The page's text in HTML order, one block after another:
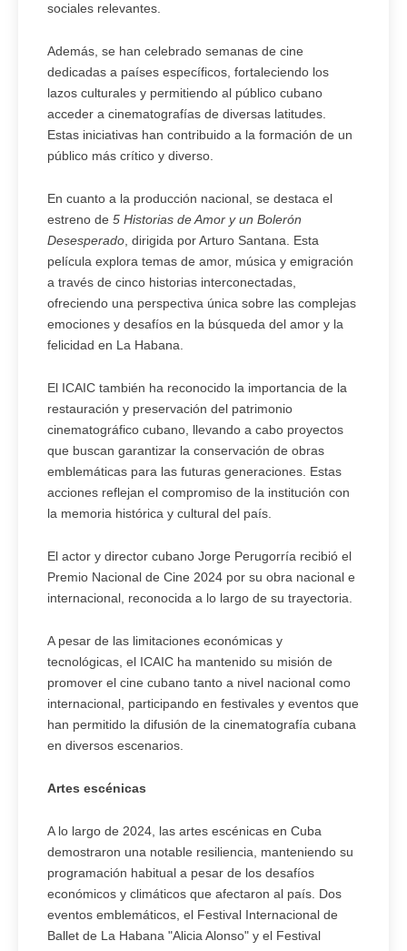
sociales relevantes.
Además, se han celebrado semanas de cine
dedicadas a países específicos, fortaleciendo los
lazos culturales y permitiendo al público cubano
acceder a cinematografías de diversas latitudes.
Estas iniciativas han contribuido a la formación de un
público más crítico y diverso.
En cuanto a la producción nacional, se destaca el
estreno de 5 Historias de Amor y un Bolerón
Desesperado, dirigida por Arturo Santana. Esta
película explora temas de amor, música y emigración
a través de cinco historias interconectadas,
ofreciendo una perspectiva única sobre las complejas
emociones y desafíos en la búsqueda del amor y la
felicidad en La Habana.
El ICAIC también ha reconocido la importancia de la
restauración y preservación del patrimonio
cinematográfico cubano, llevando a cabo proyectos
que buscan garantizar la conservación de obras
emblemáticas para las futuras generaciones. Estas
acciones reflejan el compromiso de la institución con
la memoria histórica y cultural del país.
El actor y director cubano Jorge Perugorría recibió el
Premio Nacional de Cine 2024 por su obra nacional e
internacional, reconocida a lo largo de su trayectoria.
A pesar de las limitaciones económicas y
tecnológicas, el ICAIC ha mantenido su misión de
promover el cine cubano tanto a nivel nacional como
internacional, participando en festivales y eventos que
han permitido la difusión de la cinematografía cubana
en diversos escenarios.
Artes escénicas
A lo largo de 2024, las artes escénicas en Cuba
demostraron una notable resiliencia, manteniendo su
programación habitual a pesar de los desafíos
económicos y climáticos que afectaron al país. Dos
eventos emblemáticos, el Festival Internacional de
Ballet de La Habana "Alicia Alonso" y el Festival